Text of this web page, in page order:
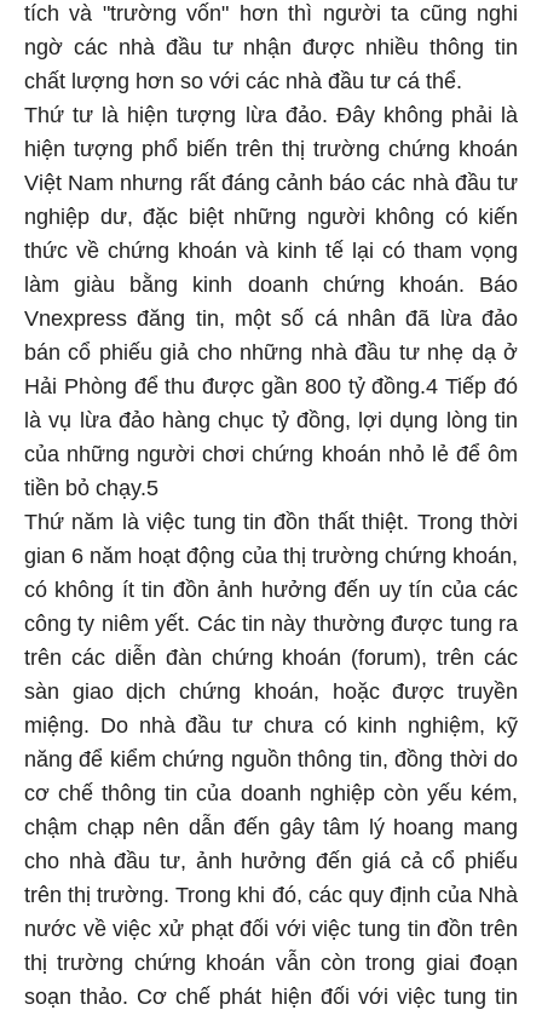
tích và "trường vốn" hơn thì người ta cũng nghi
ngờ các nhà đầu tư nhận được nhiều thông tin
chất lượng hơn so với các nhà đầu tư cá thể.
Thứ tư là hiện tượng lừa đảo. Đây không phải là
hiện tượng phổ biến trên thị trường chứng khoán
Việt Nam nhưng rất đáng cảnh báo các nhà đầu tư
nghiệp dư, đặc biệt những người không có kiến
thức về chứng khoán và kinh tế lại có tham vọng
làm giàu bằng kinh doanh chứng khoán. Báo
Vnexpress đăng tin, một số cá nhân đã lừa đảo
bán cổ phiếu giả cho những nhà đầu tư nhẹ dạ ở
Hải Phòng để thu được gần 800 tỷ đồng.4 Tiếp đó
là vụ lừa đảo hàng chục tỷ đồng, lợi dụng lòng tin
của những người chơi chứng khoán nhỏ lẻ để ôm
tiền bỏ chạy.5
Thứ năm là việc tung tin đồn thất thiệt. Trong thời
gian 6 năm hoạt động của thị trường chứng khoán,
có không ít tin đồn ảnh hưởng đến uy tín của các
công ty niêm yết. Các tin này thường được tung ra
trên các diễn đàn chứng khoán (forum), trên các
sàn giao dịch chứng khoán, hoặc được truyền
miệng. Do nhà đầu tư chưa có kinh nghiệm, kỹ
năng để kiểm chứng nguồn thông tin, đồng thời do
cơ chế thông tin của doanh nghiệp còn yếu kém,
chậm chạp nên dẫn đến gây tâm lý hoang mang
cho nhà đầu tư, ảnh hưởng đến giá cả cổ phiếu
trên thị trường. Trong khi đó, các quy định của Nhà
nước về việc xử phạt đối với việc tung tin đồn trên
thị trường chứng khoán vẫn còn trong giai đoạn
soạn thảo. Cơ chế phát hiện đối với việc tung tin